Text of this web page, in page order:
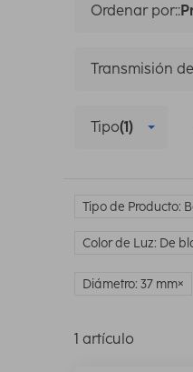
Ordenar por::
Transmisión
Tipo(1)
Tipo de Producto:
Color de Luz: De
Diámetro: 37 mm
1 artículo